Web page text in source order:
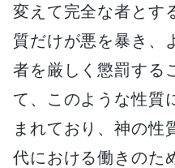
変えて完全な者とす
質だけが悪を暴き、
者を厳しく懲罰する
て、このような性質
まれており、神の性
代における働きのた